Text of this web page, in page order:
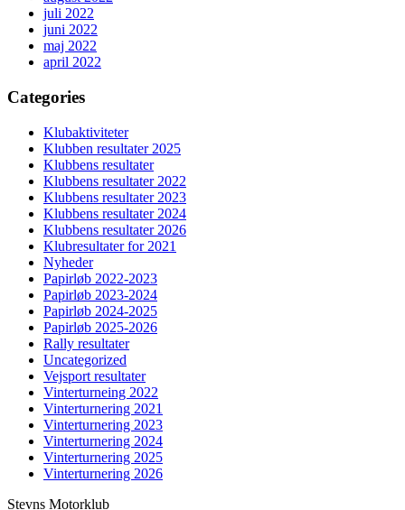
juli 2022
juni 2022
maj 2022
april 2022
Categories
Klubaktiviteter
Klubben resultater 2025
Klubbens resultater
Klubbens resultater 2022
Klubbens resultater 2023
Klubbens resultater 2024
Klubbens resultater 2026
Klubresultater for 2021
Nyheder
Papirløb 2022-2023
Papirløb 2023-2024
Papirløb 2024-2025
Papirløb 2025-2026
Rally resultater
Uncategorized
Vejsport resultater
Vinterturneing 2022
Vinterturnering 2021
Vinterturnering 2023
Vinterturnering 2024
Vinterturnering 2025
Vinterturnering 2026
Stevns Motorklub